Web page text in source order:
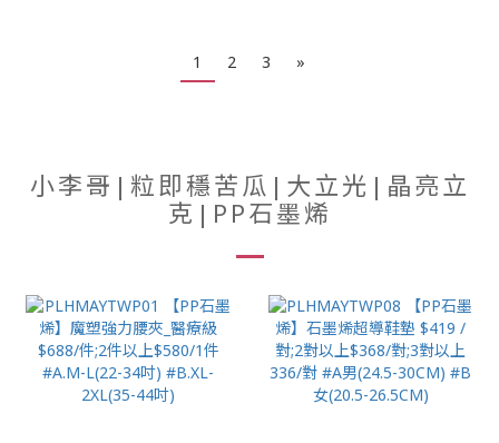
1 2 3 »
小李哥|粒即穩苦瓜|大立光|晶亮立
克|PP石墨烯